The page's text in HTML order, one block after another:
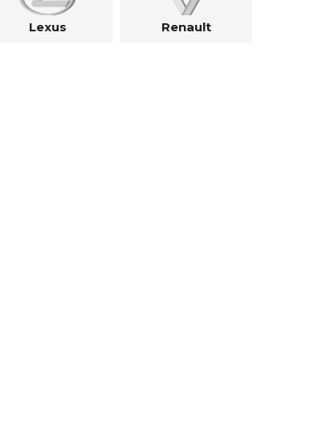
Lexus Renault